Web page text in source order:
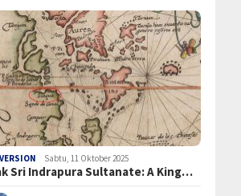
Sabtu, 11 Oktober 2025
Sri Indrapura Sultanate: A King…